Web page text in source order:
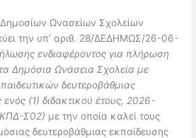
Ωνασείων Σχολείων
την υπ’ αριθ. 28/ΔΕΔΗΜΩΣ/26-06-
ενδιαφέροντος για πλήρωση
Δημόσια Ωνάσεια Σχολεία με
δευτεροβάθμιας
ενός (1) διδακτικού έτους, 2026-
Σ02) με την οποία καλεί τους
δευτεροβάθμιας εκπαίδευσης